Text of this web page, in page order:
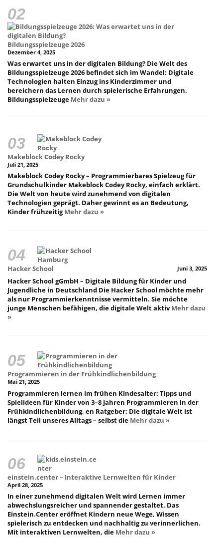
Bildungsspielzeuge 2026
Dezember 4, 2025
Was erwartet uns in der digitalen Bildung? Die Welt des
Bildungsspielzeuge 2026 befindet sich im Wandel: Digitale
Technologien halten Einzug ins Kinderzimmer und
bereichern das Lernen durch spielerische Erfahrungen.
Bildungsspielzeuge Mehr dazu »
Makeblock Codey Rocky
Juli 21, 2025
Makeblock Codey Rocky – Programmierbares Spielzeug für
Grundschulkinder Makeblock Codey Rocky, einfach erklärt.
Die Welt von heute wird zunehmend von digitalen
Technologien geprägt. Daher gewinnt es an Bedeutung,
Kinder frühzeitigMehr dazu »
Hacker School Juni 3, 2025
Hacker School gGmbH – Digitale Bildung für Kinder und
Jugendliche in Deutschland Die Hacker School möchte mehr
als nur Programmierkenntnisse vermitteln. Sie möchte
junge Menschen befähigen, die digitale Welt aktivMehr dazu
»
Programmieren in der Frühkindlichenbildung
Mai 21, 2025
Programmieren lernen im frühen Kindesalter: Tipps und
Spielideen für Kinder von 3–8 Jahren Programmieren in der
Frühkindlichenbildung, en Ratgeber: Die digitale Welt ist
längst Teil unseres Alltags – selbst die Mehr dazu »
einstein.center – Interaktive Lernwelten für Kinder
April 28, 2025
In einer zunehmend digitalen Welt wird Lernen immer
abwechslungsreicher und spannender gestaltet. Das
Einstein.Center eröffnet Kindern neue Wege, Wissen
spielerisch zu entdecken und nachhaltig zu verinnerlichen.
Mit interaktiven Lernwelten, die Mehr dazu »